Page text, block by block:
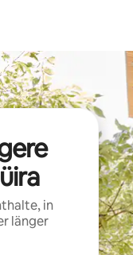
in
länger